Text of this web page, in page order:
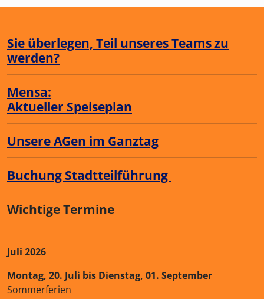
Sie überlegen, Teil unseres Teams zu
werden?
Mensa:
Aktueller Speiseplan
Unsere AGen im Ganztag
Buchung Stadtteilführung
Wichtige Termine
Juli 2026
Montag, 20. Juli bis Dienstag, 01. September
Sommerferien